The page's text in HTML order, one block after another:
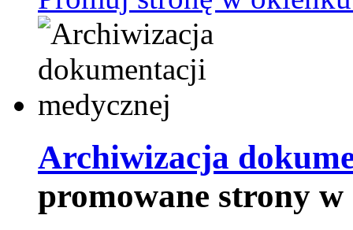
Archiwizacja
promowane strony